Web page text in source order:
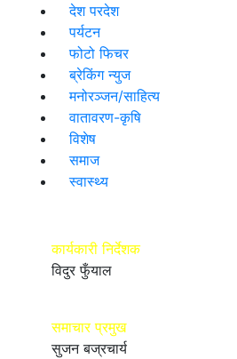
देश परदेश
पर्यटन
फोटो फिचर
ब्रेकिंग न्युज
मनोरञ्जन/साहित्य
वातावरण-कृषि
विशेष
समाज
स्वास्थ्य
कार्यकारी निर्देशक
विदुर फुँयाल
समाचार प्रमुख
सुजन बज्रचार्य